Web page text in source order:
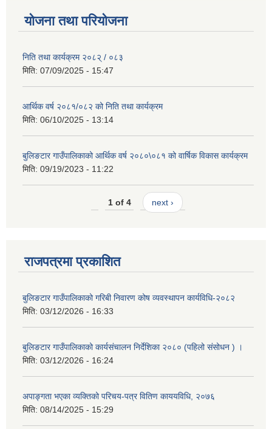
योजना तथा परियोजना
निति तथा कार्यक्रम २०८२् / ०८३
मिति: 07/09/2025 - 15:47
आर्थिक वर्ष २०८१/०८२ को निति तथा कार्यक्रम
मिति: 06/10/2025 - 13:14
बुलिङटार गाउँपालिकाको आर्थिक वर्ष २०८०\०८१ को वार्षिक विकास कार्यक्रम
मिति: 09/19/2023 - 11:22
1 of 4 next ›
राजपत्रमा प्रकाशित
बुलिङटार गाउँपालिकाको गरिबी निवारण कोष व्यवस्थापन कार्यविधि-२०८२
मिति: 03/12/2026 - 16:33
बुलिङटार गाउँपालिकाको कार्यसंचालन निर्देशिका २०८० (पहिलो संसोधन ) ।
मिति: 03/12/2026 - 16:24
अपाङ्गता भएका व्यक्तिको परिचय-पत्र वितिण काययविधि, २०७६
मिति: 08/14/2025 - 15:29